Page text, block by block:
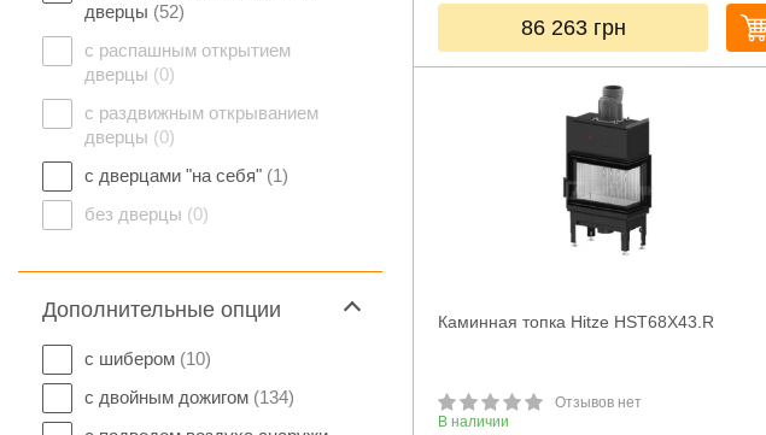
дверцы (52)
с распашным открытием
дверцы (0)
с раздвижным открыванием
дверцы (0)
с дверцами "на себя" (1)
без дверцы (0)
Дополнительные опции
с шибером (10)
с двойным дожигом (134)
86 263 грн
Каминная топка Hitze HST68X43.R
Отзывов нет
В наличии